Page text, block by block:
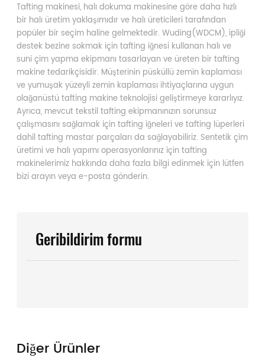
Tafting makinesi, halı dokuma makinesine göre daha hızlı
bir halı üretim yaklaşımıdır ve halı üreticileri tarafından
popüler bir seçim haline gelmektedir. Wuding(WDCM), ipliği
destek bezine sokmak için tafting iğnesi kullanan halı ve
suni çim yapma ekipmanı tasarlayan ve üreten bir tafting
makine tedarikçisidir. Müşterinin püsküllü zemin kaplaması
ve yumuşak yüzeyli zemin kaplaması ihtiyaçlarına uygun
olağanüstü tafting makine teknolojisi geliştirmeye kararlıyız.
Ayrıca, mevcut tekstil tafting ekipmanınızın sorunsuz
çalışmasını sağlamak için tafting iğneleri ve tafting lüperleri
dahil tafting mastar parçaları da sağlayabiliriz. Sentetik çim
üretimi ve halı yapımı operasyonlarınız için tafting
makinelerimiz hakkında daha fazla bilgi edinmek için lütfen
bizi arayın veya e-posta gönderin.
Geribildirim formu
Diğer Ürünler